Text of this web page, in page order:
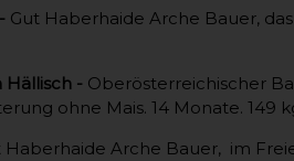
Gut Haberhaide Arche Bauer,
Hällisch - Oberösterreichischer
ohne Mais. 14 Monate. 149
Haberhaide Arche Bauer, im